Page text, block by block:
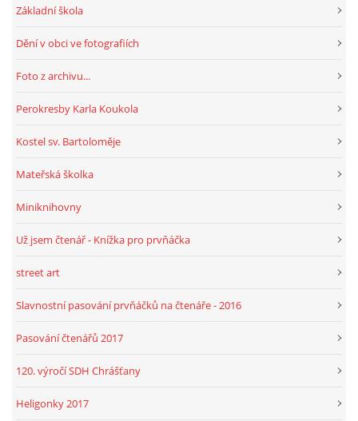
HRY, KVÍZY, VZDĚLÁVÁNÍ ON-LINE
© 2026 eStránky.cz RSS |
Základní škola
Dění v obci ve fotografiích
Foto z archivu...
Perokresby Karla Koukola
Kostel sv. Bartoloměje
Mateřská školka
Miniknihovny
Už jsem čtenář - Knížka pro prvňáčka
street art
Slavnostní pasování prvňáčků na čtenáře - 2016
Pasování čtenářů 2017
120. výročí SDH Chrášťany
Heligonky 2017